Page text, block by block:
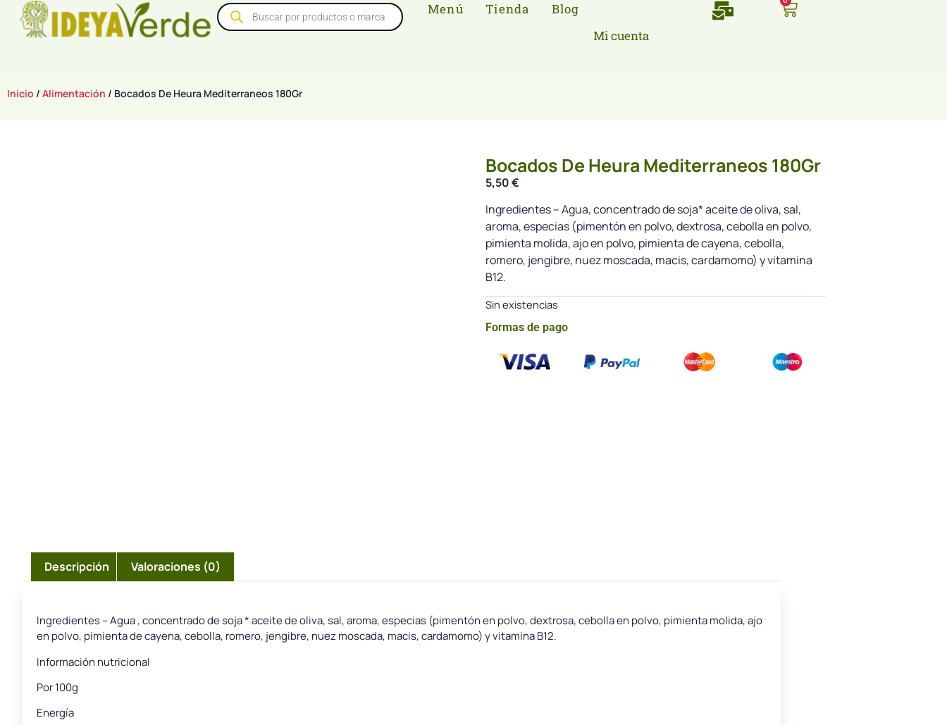
Menú Tienda
Blog
Mi cuenta
Inicio / Alimentación / Bocados De Heura Mediterraneos 180Gr
Bocados De Heura Mediterraneos 180Gr
5,50€
Ingredientes – Agua, concentrado de soja* aceite de oliva, sal,
aroma, especias (pimentón en polvo, dextrosa, cebolla en polvo,
pimienta molida, ajo en polvo, pimienta de cayena, cebolla,
romero, jengibre, nuez moscada, macis, cardamomo) y vitamina
B12.
Sin existencias
Formas de pago
Descripción Valoraciones (0)
Ingredientes – Agua , concentrado de soja * aceite de oliva, sal, aroma, especias (pimentón en polvo, dextrosa, cebolla en polvo, pimienta molida, ajo
en polvo, pimienta de cayena, cebolla, romero, jengibre, nuez moscada, macis, cardamomo) y vitamina B12.
Información nutricional
Por 100g
Energía